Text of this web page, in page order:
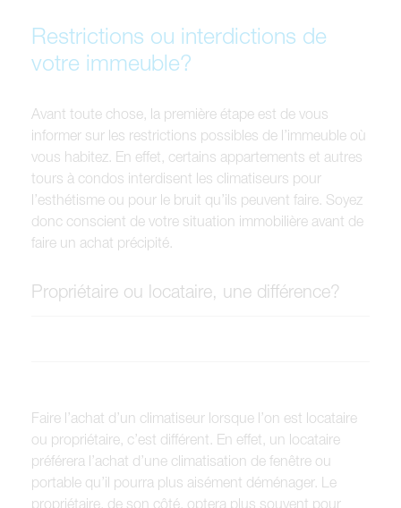
Restrictions ou interdictions de
votre immeuble?
Avant toute chose, la première étape est de vous
informer sur les restrictions possibles de l’immeuble où
vous habitez. En effet, certains appartements et autres
tours à condos interdisent les climatiseurs pour
l’esthétisme ou pour le bruit qu’ils peuvent faire. Soyez
donc conscient de votre situation immobilière avant de
faire un achat précipité.
Propriétaire ou locataire, une différence?
Faire l’achat d’un climatiseur lorsque l’on est locataire
ou propriétaire, c’est différent. En effet, un locataire
préférera l’achat d’une climatisation de fenêtre ou
portable qu’il pourra plus aisément déménager. Le
propriétaire, de son côté, optera plus souvent pour